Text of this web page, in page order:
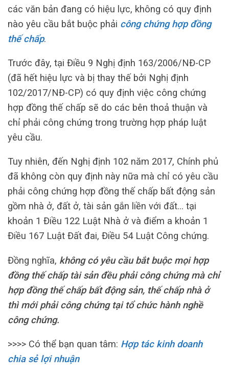
các văn bản đang có hiệu lực, không có quy định
nào yêu cầu bắt buộc phải công chứng hợp đồng
thế chấp.
Trước đây, tại Điều 9 Nghị định 163/2006/NĐ-CP
(đã hết hiệu lực và bị thay thế bởi Nghị định
102/2017/NĐ-CP) có quy định việc công chứng
hợp đồng thế chấp sẽ do các bên thoả thuận và
chỉ phải công chứng trong trường hợp pháp luật
yêu cầu.
Tuy nhiên, đến Nghị định 102 năm 2017, Chính phủ
đã không còn quy định này nữa mà chỉ có yêu cầu
phải công chứng hợp đồng thế chấp bất động sản
gồm nhà ở, đất ở, tài sản gắn liền với đất… tại
khoản 1 Điều 122 Luật Nhà ở và điểm a khoản 1
Điều 167 Luật Đất đai, Điều 54 Luật Công chứng.
Đồng nghĩa, không có yêu cầu bắt buộc mọi hợp
đồng thế chấp tài sản đều phải công chứng mà chỉ
hợp đồng thế chấp bất động sản, thế chấp nhà ở
thì mới phải công chứng tại tổ chức hành nghề
công chứng.
>>>> Có thể bạn quan tâm: Hợp tác kinh doanh
chia sẻ lợi nhuận